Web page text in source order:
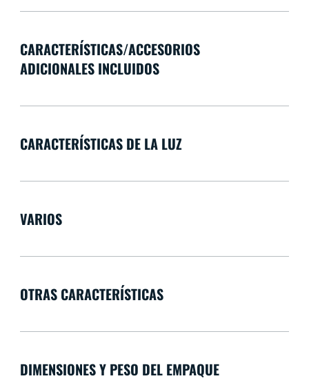
CARACTERÍSTICAS/ACCESORIOS
ADICIONALES INCLUIDOS
CARACTERÍSTICAS DE LA LUZ
VARIOS
OTRAS CARACTERÍSTICAS
DIMENSIONES Y PESO DEL EMPAQUE